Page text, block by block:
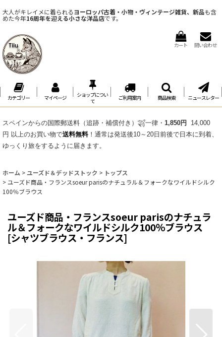
大人がキレイメに着られるヨーロッパ古着・小物・ヴィンテージ雑貨、新品も含
めた今年16周年を迎える小さな洋品店です。
カート 問い合わせ
カテゴリー マイページ
ショップについ
て
ご利用案内 商品検索 ニュースレター
スペインからの国際郵送料（追跡・補償付き） 一律・ 1,850円 14,000
円 以上のお買い物で送料無料！通常は発送後10～20日前後で日本に到着、
ゆっくり旅をするように届きます。
ホーム >ユーズド＆デッドストック > トップス
> ユーズド商品・フランスsoeur parisのナチュラル＆フォークなワイルドシルク
100％ブラウス
ユーズド商品・フランスsoeur parisのナチュラ
ル＆フォークなワイルドシルク100％ブラウス
[シャツブラウス・フランス]